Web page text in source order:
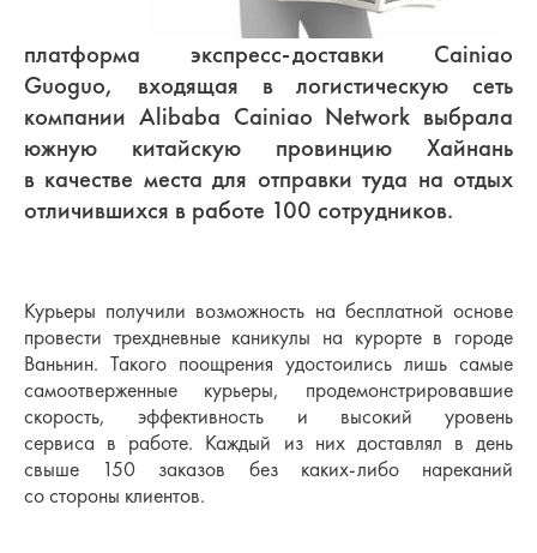
платформа экспресс-доставки Cainiao
Guoguo, входящая в логистическую сеть
компании Alibaba Cainiao Network выбрала
южную китайскую провинцию Хайнань
в качестве места для отправки туда на отдых
отличившихся в работе 100 сотрудников.
Курьеры получили возможность на бесплатной основе
провести трехдневные каникулы на курорте в городе
Ваньнин. Такого поощрения удостоились лишь самые
самоотверженные курьеры, продемонстрировавшие
скорость, эффективность и высокий уровень
сервиса в работе. Каждый из них доставлял в день
свыше 150 заказов без каких-либо нареканий
со стороны клиентов.